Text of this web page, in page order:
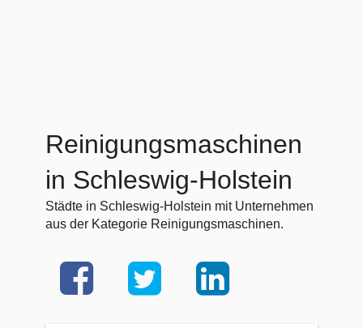
Reinigungsmaschinen
in Schleswig-Holstein
Städte in Schleswig-Holstein mit Unternehmen
aus der Kategorie Reinigungsmaschinen.